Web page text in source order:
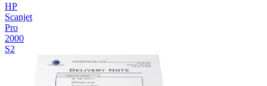
HP
Scanjet
Pro
2000
S2